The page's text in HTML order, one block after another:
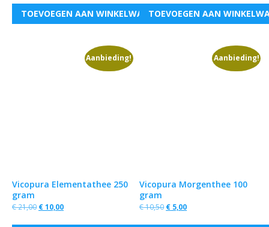
TOEVOEGEN AAN WINKELWAGENTOEVOEGEN AAN
Aanbieding!
Vicopura Elementathee 250
gram
€21,00 €10,00
Aanbieding!
Vicopura Morgenthee 100
gram
€10,50 € 5,00